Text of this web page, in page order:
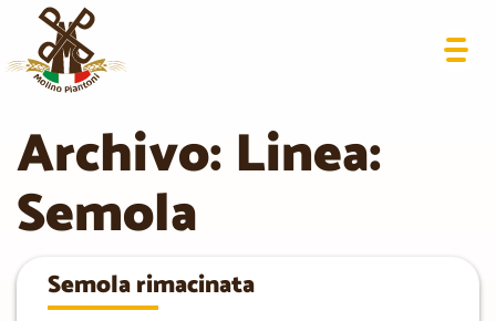
Archivo: Linea:
Semola
Semola rimacinata